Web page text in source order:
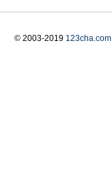
© 2003-2019 123cha.com